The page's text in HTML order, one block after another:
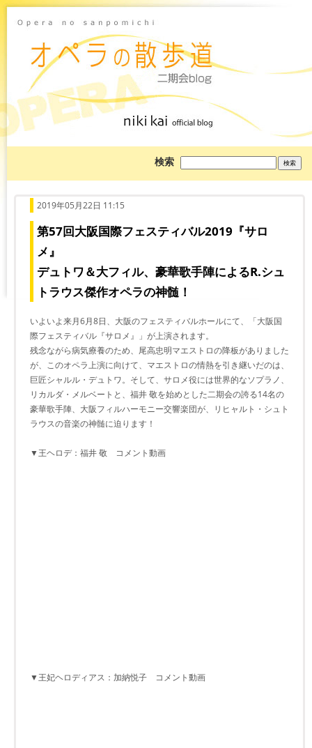
検索
を
2019年05月22日 11:15
第57回大阪国際フェスティバル2019『サロ
メ』
デュトワ＆大フィル、豪華歌手陣によるR.シュ
トラウス傑作オペラの神髄！
いよいよ来月6月8日、大阪のフェスティバルホールにて、「大阪国
際フェスティバル『サロメ』」が上演されます。
残念ながら病気療養のため、尾高忠明マエストロの降板がありました
が、このオペラ上演に向けて、マエストロの情熱を引き継いだのは、
巨匠シャルル・デュトワ。そして、サロメ役には世界的なソプラノ、
リカルダ・メルベートと、福井 敬を始めとした二期会の誇る14名の
豪華歌手陣、大阪フィルハーモニー交響楽団が、リヒャルト・シュト
ラウスの音楽の神髄に迫ります！
▼王ヘロデ：福井 敬 コメント動画
▼王妃ヘロディアス：加納悦子 コメント動画